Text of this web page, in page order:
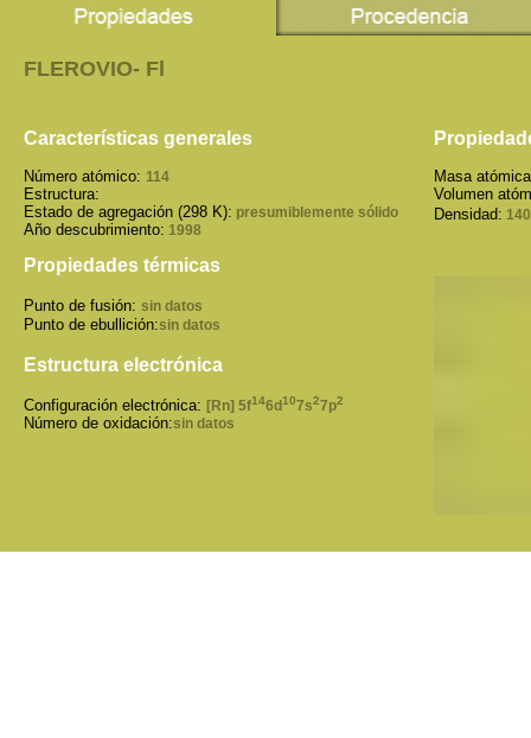
FLEROVIO- Fl
Características generales
Número atómico: 114
Estructura:
Estado de agregación (298 K): presumiblemente sólido
Año descubrimiento: 1998
Masa
Volumen
Densidad:
Propiedades térmicas
Punto de fusión: sin datos
Punto de ebullición:sin datos
Estructura electrónica
Configuración electrónica: [Rn] 5f146d107s27p2
Número de oxidación:sin datos